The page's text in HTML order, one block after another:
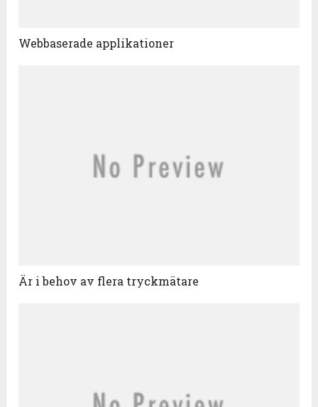
Webbaserade applikationer
Är i behov av flera tryckmätare